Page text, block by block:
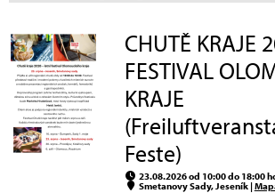
CHUTĚ KRAJE
FESTIVAL
KRAJE
Feste)
23.08.2026 od 10:00 do 18:00
Smetanovy Sady, Jeseník |